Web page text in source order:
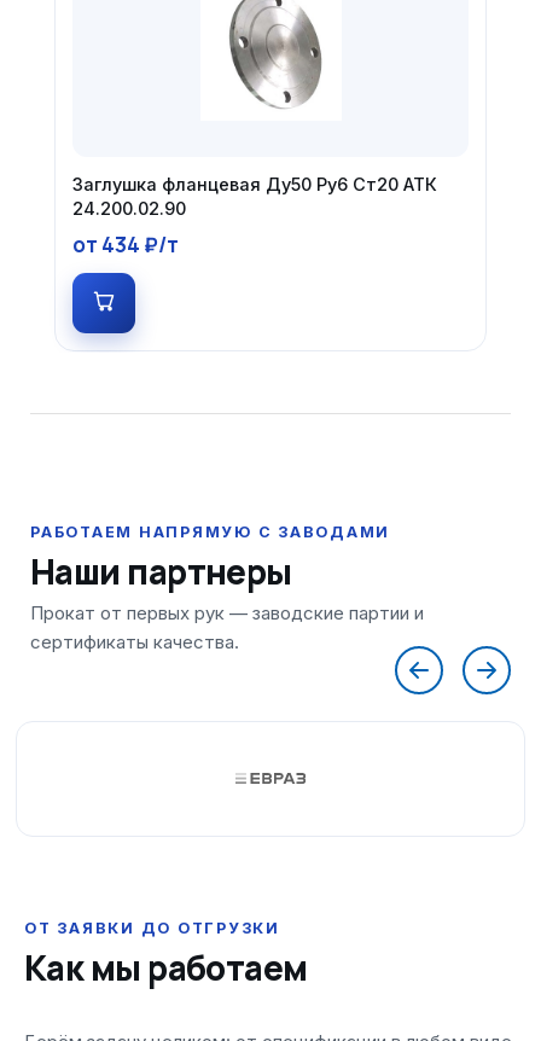
Заглушка фланцевая Ду50 Ру6 Ст20 АТК
24.200.02.90
от 434 ₽/т
Наши партнеры
ОТ ЗАЯВКИ ДО ОТГРУЗКИ
Как мы работаем